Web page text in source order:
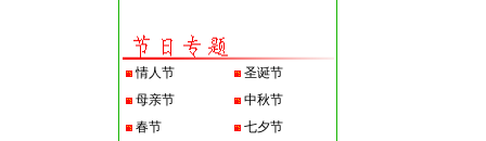
情人节
圣诞节
母亲节
中秋节
春节
七夕节